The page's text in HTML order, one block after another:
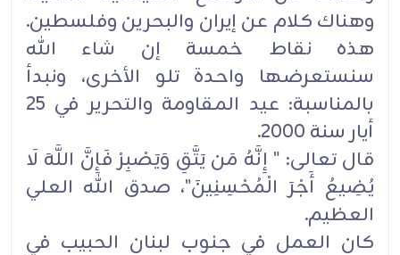
وهناك كلام عن إيران والبحرين وفلسطين.
هذه نقاط خمسة إن شاء الله
سنستعرضها واحدة تلو الأخرى، ونبدأ
بالمناسبة: عيد المقاومة والتحرير في 25
أيار سنة 2000.
قال تعالى: " إِنَّهُ مَن يَتَّقِ وَيَصْبِرْ فَإِنَّ اللَّهَ لَا
يُضِيعُ أَجْرَ الْمُحْسِنِينَ"، صدق الله العلي
العظيم.
كان العمل في جنوب لبنان الحبيب في